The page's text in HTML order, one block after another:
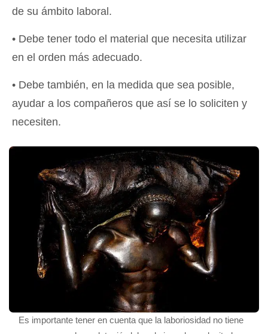
de su ámbito laboral.
• Debe tener todo el material que necesita utilizar
en el orden más adecuado.
• Debe también, en la medida que sea posible,
ayudar a los compañeros que así se lo soliciten y
necesiten.
Es importante tener en cuenta que la laboriosidad no tiene